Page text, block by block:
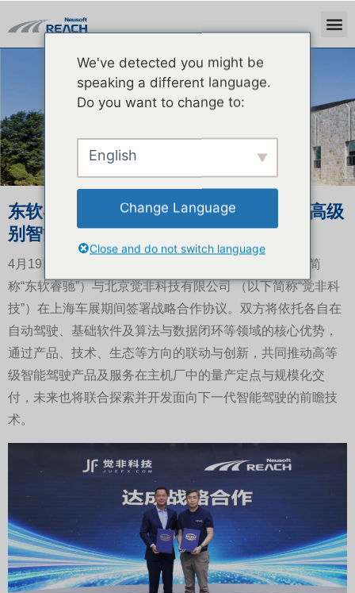
ニュース
东软睿驰与觉非科技达成战略合作 赋能高级
别智能驾驶应用量产落地
4月19日，东软睿驰汽车技术（上海）有限公司（以下简
称“东软睿驰”）与北京觉非科技有限公司 （以下简称“觉非科
技”）在上海车展期间签署战略合作协议。双方将依托各自在
自动驾驶、基础软件及算法与数据闭环等领域的核心优势，
通过产品、技术、生态等方向的联动与创新，共同推动高等
级智能驾驶产品及服务在主机厂中的量产定点与规模化交
付，未来也将联合探索并开发面向下一代智能驾驶的前瞻技
术。
We've detected you might be
speaking a different language.
Do you want to change to:
English
Change Language
Close and do not switch language